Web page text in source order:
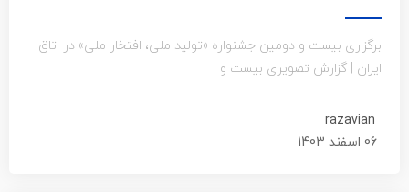
برگزاری بیست و دومین جشنواره «تولید ملی، افتخار ملی» در اتاق
ایران | گزارش تصویری بیست و
razavian
06 اسفند 1403